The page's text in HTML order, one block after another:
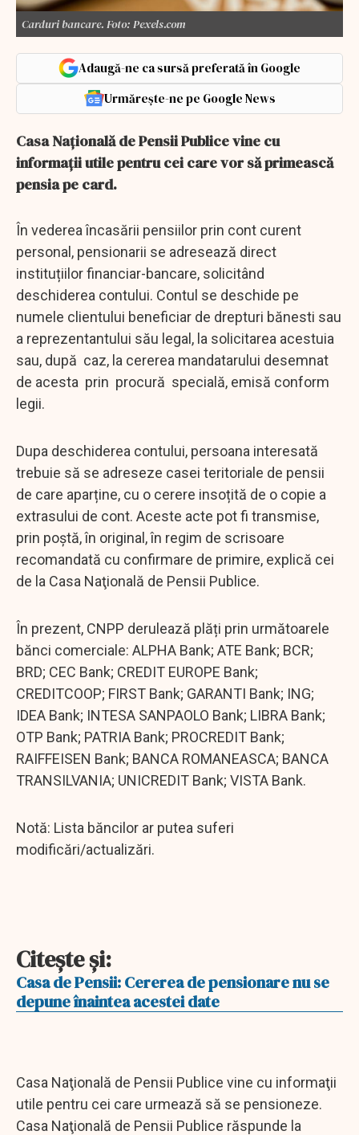
Carduri bancare. Foto: Pexels.com
Adaugă-ne ca sursă preferată în Google
Urmărește-ne pe Google News
Casa Naţională de Pensii Publice vine cu
informaţii utile pentru cei care vor să primească
pensia pe card.
În vederea încasării pensiilor prin cont curent
personal, pensionarii se adresează direct
instituțiilor financiar-bancare, solicitând
deschiderea contului. Contul se deschide pe
numele clientului beneficiar de drepturi bănesti sau
a reprezentantului său legal, la solicitarea acestuia
sau, după caz, la cererea mandatarului desemnat
de acesta prin procură specială, emisă conform
legii.
Dupa deschiderea contului, persoana interesată
trebuie să se adreseze casei teritoriale de pensii
de care aparține, cu o cerere insoțită de o copie a
extrasului de cont. Aceste acte pot fi transmise,
prin poștă, în original, în regim de scrisoare
recomandată cu confirmare de primire, explică cei
de la Casa Naţională de Pensii Publice.
În prezent, CNPP derulează plăți prin următoarele
bănci comerciale: ALPHA Bank; ATE Bank; BCR;
BRD; CEC Bank; CREDIT EUROPE Bank;
CREDITCOOP; FIRST Bank; GARANTI Bank; ING;
IDEA Bank; INTESA SANPAOLO Bank; LIBRA Bank;
OTP Bank; PATRIA Bank; PROCREDIT Bank;
RAIFFEISEN Bank; BANCA ROMANEASCA; BANCA
TRANSILVANIA; UNICREDIT Bank; VISTA Bank.
Notă: Lista băncilor ar putea suferi
modificări/actualizări.
Citeşte şi:
Casa de Pensii: Cererea de pensionare nu se
depune înaintea acestei date
Casa Naţională de Pensii Publice vine cu informaţii
utile pentru cei care urmează să se pensioneze.
Casa Naţională de Pensii Publice răspunde la